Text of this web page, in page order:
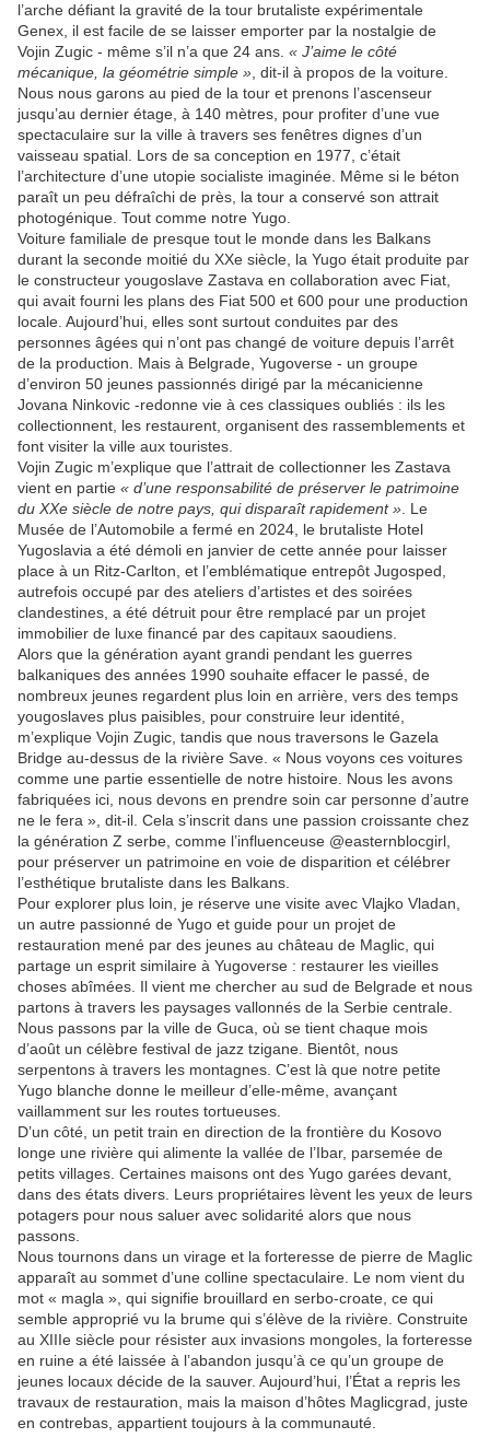
l’arche défiant la gravité de la tour brutaliste expérimentale
Genex, il est facile de se laisser emporter par la nostalgie de
Vojin Zugic - même s’il n’a que 24 ans. « J’aime le côté
mécanique, la géométrie simple » , dit-il à propos de la voiture.
Nous nous garons au pied de la tour et prenons l’ascenseur
jusqu’au dernier étage, à 140 mètres, pour profiter d’une vue
spectaculaire sur la ville à travers ses fenêtres dignes d’un
vaisseau spatial. Lors de sa conception en 1977, c’était
l’architecture d’une utopie socialiste imaginée. Même si le béton
paraît un peu défraîchi de près, la tour a conservé son attrait
photogénique. Tout comme notre Yugo.
Voiture familiale de presque tout le monde dans les Balkans
durant la seconde moitié du XXe siècle, la Yugo était produite par
le constructeur yougoslave Zastava en collaboration avec Fiat,
qui avait fourni les plans des Fiat 500 et 600 pour une production
locale. Aujourd’hui, elles sont surtout conduites par des
personnes âgées qui n’ont pas changé de voiture depuis l’arrêt
de la production. Mais à Belgrade, Yugoverse - un groupe
d’environ 50 jeunes passionnés dirigé par la mécanicienne
Jovana Ninkovic -redonne vie à ces classiques oubliés : ils les
collectionnent, les restaurent, organisent des rassemblements et
font visiter la ville aux touristes.
Vojin Zugic m’explique que l’attrait de collectionner les Zastava
vient en partie « d’une responsabilité de préserver le patrimoine
du XXe siècle de notre pays, qui disparaît rapidement » . Le
Musée de l’Automobile a fermé en 2024, le brutaliste Hotel
Yugoslavia a été démoli en janvier de cette année pour laisser
place à un Ritz-Carlton, et l’emblématique entrepôt Jugosped,
autrefois occupé par des ateliers d’artistes et des soirées
clandestines, a été détruit pour être remplacé par un projet
immobilier de luxe financé par des capitaux saoudiens.
Alors que la génération ayant grandi pendant les guerres
balkaniques des années 1990 souhaite effacer le passé, de
nombreux jeunes regardent plus loin en arrière, vers des temps
yougoslaves plus paisibles, pour construire leur identité,
m’explique Vojin Zugic, tandis que nous traversons le Gazela
Bridge au-dessus de la rivière Save. « Nous voyons ces voitures
comme une partie essentielle de notre histoire. Nous les avons
fabriquées ici, nous devons en prendre soin car personne d’autre
ne le fera », dit-il. Cela s’inscrit dans une passion croissante chez
la génération Z serbe, comme l’influenceuse @easternblocgirl,
pour préserver un patrimoine en voie de disparition et célébrer
l’esthétique brutaliste dans les Balkans.
Pour explorer plus loin, je réserve une visite avec Vlajko Vladan,
un autre passionné de Yugo et guide pour un projet de
restauration mené par des jeunes au château de Maglic, qui
partage un esprit similaire à Yugoverse : restaurer les vieilles
choses abîmées. Il vient me chercher au sud de Belgrade et nous
partons à travers les paysages vallonnés de la Serbie centrale.
Nous passons par la ville de Guca, où se tient chaque mois
d’août un célèbre festival de jazz tzigane. Bientôt, nous
serpentons à travers les montagnes. C’est là que notre petite
Yugo blanche donne le meilleur d’elle-même, avançant
vaillamment sur les routes tortueuses.
D’un côté, un petit train en direction de la frontière du Kosovo
longe une rivière qui alimente la vallée de l’Ibar, parsemée de
petits villages. Certaines maisons ont des Yugo garées devant,
dans des états divers. Leurs propriétaires lèvent les yeux de leurs
potagers pour nous saluer avec solidarité alors que nous
passons.
Nous tournons dans un virage et la forteresse de pierre de Maglic
apparaît au sommet d’une colline spectaculaire. Le nom vient du
mot « magla », qui signifie brouillard en serbo-croate, ce qui
semble approprié vu la brume qui s’élève de la rivière. Construite
au XIIIe siècle pour résister aux invasions mongoles, la forteresse
en ruine a été laissée à l’abandon jusqu’à ce qu’un groupe de
jeunes locaux décide de la sauver. Aujourd’hui, l’État a repris les
travaux de restauration, mais la maison d’hôtes Maglicgrad, juste
en contrebas, appartient toujours à la communauté.